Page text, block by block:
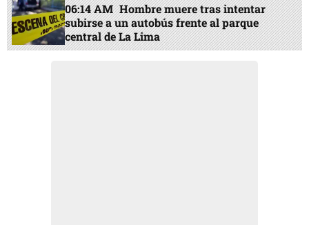
06:14 AM Hombre muere tras intentar
subirse a un autobús frente al parque
central de La Lima